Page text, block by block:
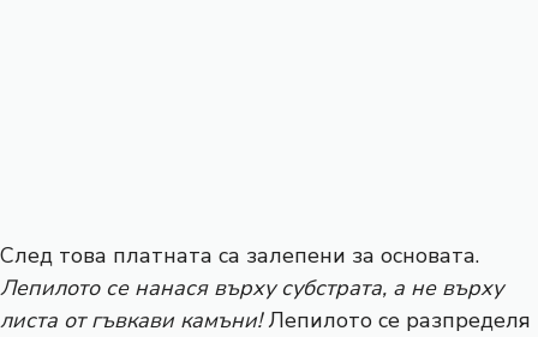
След това платната са залепени за основата.
Лепилото се нанася върху субстрата, а не върху
листа от гъвкави камъни!Лепилото се разпределя